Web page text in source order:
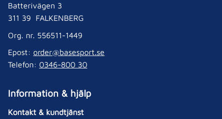
Batterivägen 3
311 39 FALKENBERG
Org. nr. 556511-1449
Epost: order@basesport.se
Telefon: 0346-800 30
Information & hjälp
Kontakt & kundtjänst